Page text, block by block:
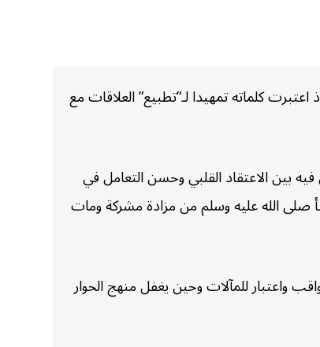
كلماته تمهيدا لـ”تطبيع” العلاقات مع
بين الاعتقاد القلبي وحسن التعامل في
صلى الله عليه وسلم من مزادة مشركة ومات
واعتبار للمآلات وحين يغفل منهج الحوار